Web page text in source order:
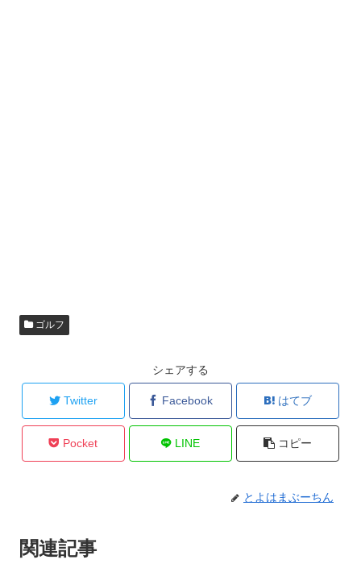
ゴルフ
シェアする
Twitter Facebook はてブ
Pocket LINE コピー
とよはまぶーちん
関連記事